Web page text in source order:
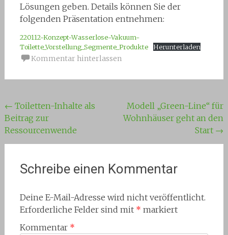
Lösungen geben. Details können Sie der
folgenden Präsentation entnehmen:
220112-Konzept-Wasserlose-Vakuum-
Toilette_Vorstellung_Segmente_Produkte
Herunterladen
Kommentar hinterlassen
Beitragsnavigation
← Toiletten-Inhalte als
Beitrag zur
Ressourcenwende
Modell „Green-Line“ für
Wohnhäuser geht an den
Start →
Schreibe einen Kommentar
Deine E-Mail-Adresse wird nicht veröffentlicht.
Erforderliche Felder sind mit * markiert
Kommentar *